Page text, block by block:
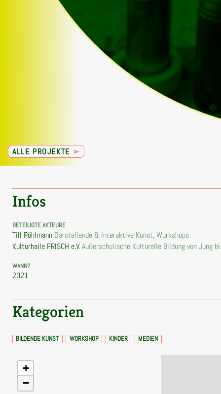
ALLE PROJEKTE ➢
Infos
BETEILIGTE AKTEURE
Till Pöhlmann Darstellende & interaktive Kunst, Workshops
Kulturhalle FRISCH e.V.Außerschulische Kulturelle Bildung von Jung
WANN?
2021
−
Kategorien
BILDENDE KUNST WORKSHOP KINDER MEDIEN
+
−